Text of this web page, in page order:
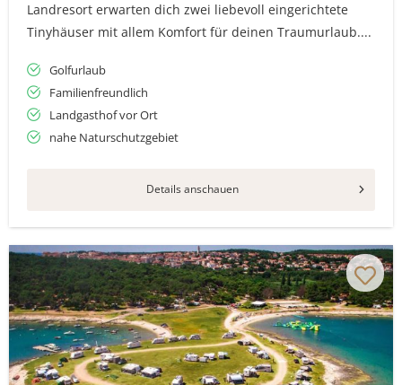
Landresort erwarten dich zwei liebevoll eingerichtete
Tinyhäuser mit allem Komfort für deinen Traumurlaub....
Golfurlaub
Familienfreundlich
Landgasthof vor Ort
nahe Naturschutzgebiet
Details anschauen